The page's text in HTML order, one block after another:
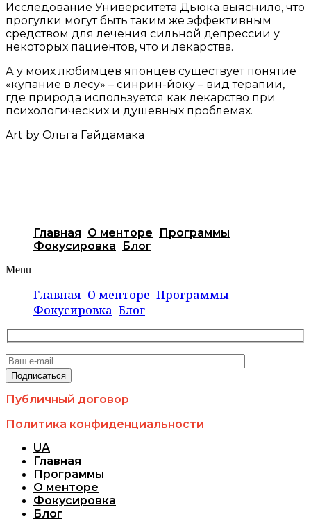
Исследование Университета Дьюка выяснило, что
прогулки могут быть таким же эффективным
средством для лечения сильной депрессии у
некоторых пациентов, что и лекарства.
А у моих любимцев японцев существует понятие
«купание в лесу» – синрин-йоку – вид терапии,
где природа используется как лекарство при
психологических и душевных проблемах.
Art by Ольга Гайдамака
Главная О менторе
Программы
Фокусировка
Блог
Menu
Главная О менторе Программы
Фокусировка Блог
Публичный договор
Политика конфиденциальности
UA
Главная
Программы
О менторе
Фокусировка
Блог